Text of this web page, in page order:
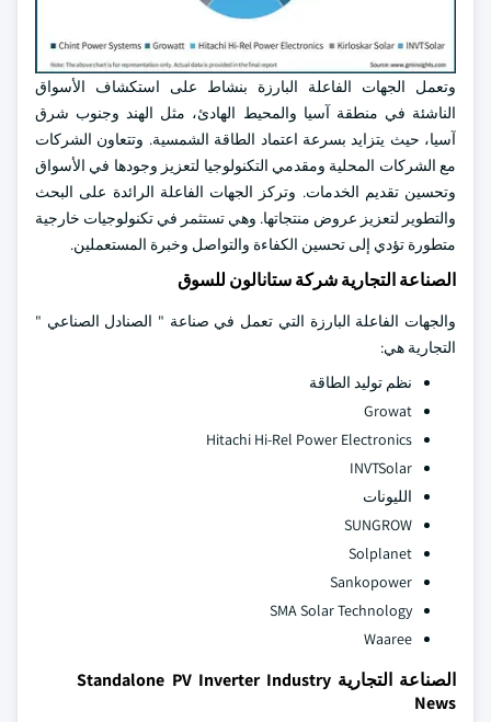
وتعمل الجهات الفاعلة البارزة بنشاط على استكشاف الأسواق
الناشئة في منطقة آسيا والمحيط الهادئ، مثل الهند وجنوب شرق
آسيا، حيث يتزايد بسرعة اعتماد الطاقة الشمسية. وتتعاون الشركات
مع الشركات المحلية ومقدمي التكنولوجيا لتعزيز وجودها في الأسواق
وتحسين تقديم الخدمات. وتركز الجهات الفاعلة الرائدة على البحث
والتطوير لتعزيز عروض منتجاتها. وهي تستثمر في تكنولوجيات خارجية
متطورة تؤدي إلى تحسين الكفاءة والتواصل وخبرة المستعملين.
الصناعة التجارية شركة ستانالون للسوق
والجهات الفاعلة البارزة التي تعمل في صناعة " الصنادل الصناعي "
التجارية هي:
نظم توليد الطاقة
Growat
Hitachi Hi-Rel Power Electronics
INVTSolar
الليونات
SUNGROW
Solplanet
Sankopower
SMA Solar Technology
Waaree
الصناعة التجارية Standalone PV Inverter Industry
News